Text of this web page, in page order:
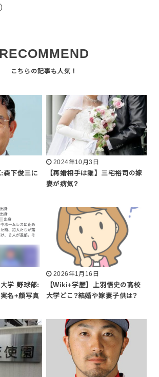
RECOMMEND
森下俊三に
2024年10月3日
【再婚相手は誰】三宅裕司の嫁
妻が病気?
学 野球部:
名+顔写真
2026年1月16日
【Wiki+学歴】上羽悟史の高校
大学どこ?結婚や嫁妻子供は?